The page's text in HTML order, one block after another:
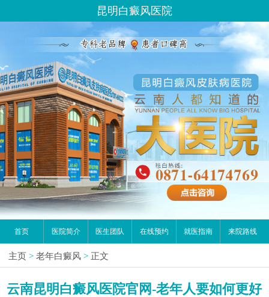
昆明白癜风医院
首页 医院简介 医生团队 在线预约 就医指南 来院路线
主页 > 老年白癜风 > 正文
云南昆明白癜风医院官网-老年人要如何更好